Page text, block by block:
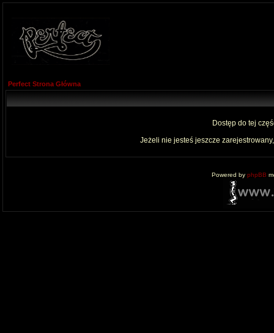
Perfect Strona Główna
Dostęp do tej
Jeżeli nie jesteś jeszcze
Powered by phpBB